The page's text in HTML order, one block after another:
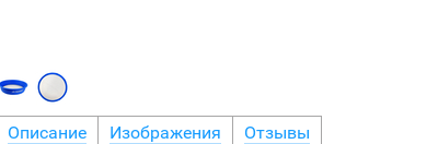
Описание Изображения Отзывы